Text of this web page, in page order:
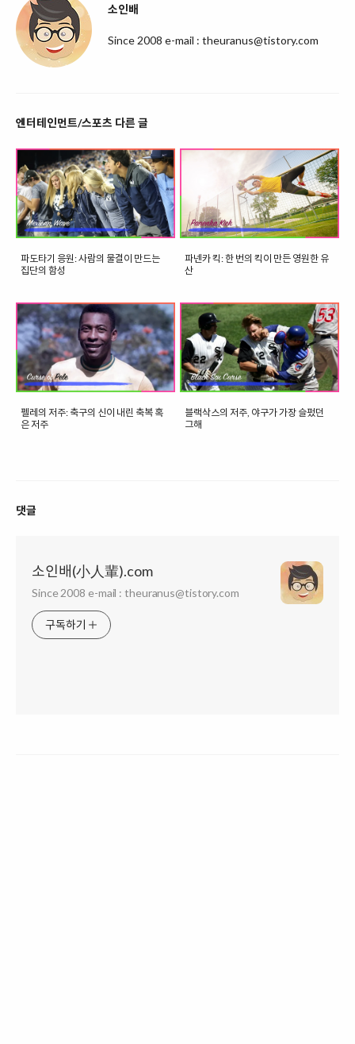
소인배
Since 2008 e-mail : theuranus@tistory.com
엔터테인먼트/스포츠 다른 글
파도타기 응원: 사람의 물결이 만드는
집단의 함성
파넨카 킥: 한 번의 킥이 만든 영원한 유
산
펠레의 저주: 축구의 신이 내린 축복 혹
은 저주
블랙삭스의 저주, 야구가 가장 슬펐던
그해
댓글
소인배(小人輩).com
Since 2008 e-mail : theuranus@tistory.com
구독하기